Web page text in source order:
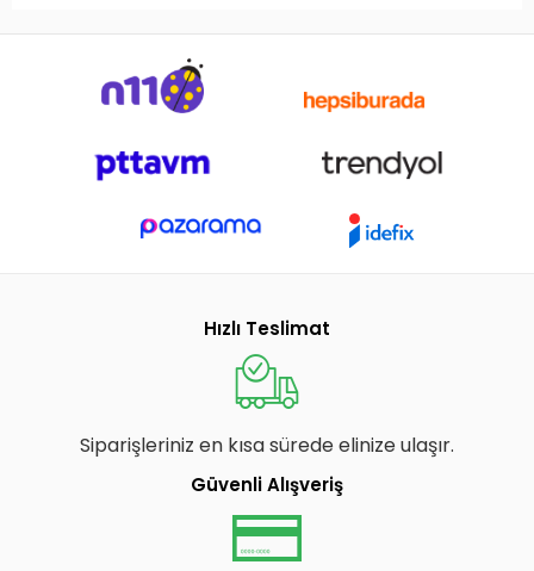
Hızlı Teslimat
Siparişleriniz en kısa sürede elinize ulaşır.
Güvenli Alışveriş